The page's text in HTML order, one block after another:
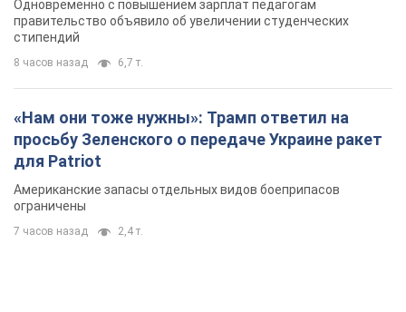
Американские запасы отдельных видов боеприпасов
ограничены